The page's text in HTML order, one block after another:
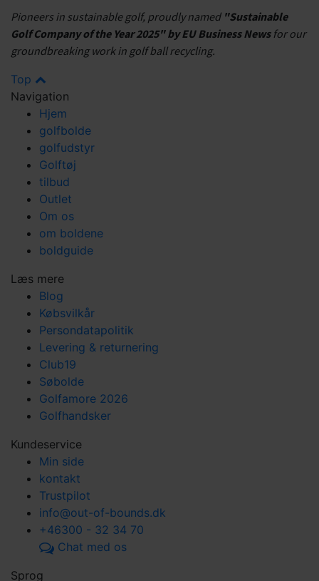
Pioneers in sustainable golf, proudly named "Sustainable
Golf Company of the Year 2025" by EU Business Newsfor our
groundbreaking work in golf ball recycling.
Top
Navigation
Hjem
golfbolde
golfudstyr
Golftøj
tilbud
Outlet
Om os
om boldene
boldguide
Læs mere
Blog
Købsvilkår
Persondatapolitik
Levering & returnering
Club19
Søbolde
Golfamore 2026
Golfhandsker
Kundeservice
Min side
kontakt
Trustpilot
info@out-of-bounds.dk
+46300 - 32 34 70
Chat med os
Sprog